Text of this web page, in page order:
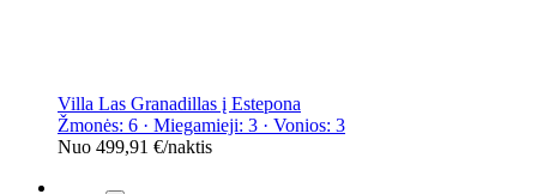
Villa Las Granadillas į Estepona
Žmonės: 6 · Miegamieji: 3 · Vonios: 3
Nuo 499,91 €/naktis